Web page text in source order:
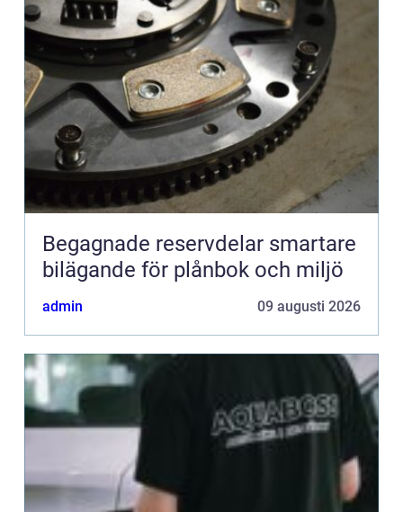
Begagnade reservdelar smartare
bilägande för plånbok och miljö
admin 09 augusti 2026